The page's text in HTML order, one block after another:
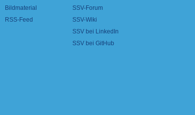
Bildmaterial
RSS-Feed
SSV-Forum
SSV-Wiki
SSV bei LinkedIn
SSV bei GitHub